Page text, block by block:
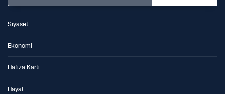
Siyaset
Ekonomi
Hafıza Kartı
Hayat